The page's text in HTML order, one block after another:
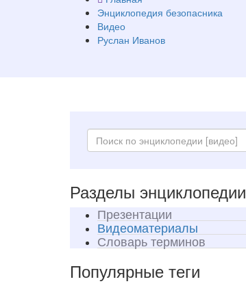
Энциклопедия безопасника
Видео
Руслан Иванов
Разделы энциклопедии
Презентации
Видеоматериалы
Словарь терминов
Популярные теги